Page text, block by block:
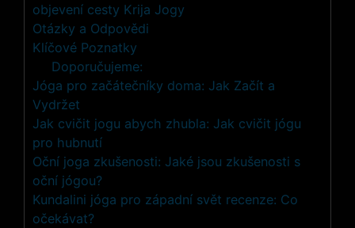
objevení cesty Krija Jogy
Otázky a Odpovědi
Klíčové Poznatky
Doporučujeme:
Jóga pro začátečníky doma: Jak Začít a
Vydržet
Jak cvičit jogu abych zhubla: Jak cvičit jógu
pro hubnutí
Oční joga zkušenosti: Jaké jsou zkušenosti s
oční jógou?
Kundalini jóga pro západní svět recenze: Co
očekávat?